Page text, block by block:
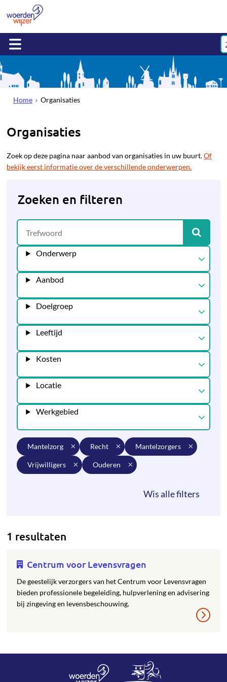
Home Organisaties
Organisaties
Zoek op deze pagina naar aanbod van organisaties in uw buurt.Of
bekijk eerst informatie over de verschillende onderwerpen.
Zoeken en filteren
Onderwerp
Aanbod
Doelgroep
Leeftijd
Kosten
Locatie
Werkgebied
mantelzorg recht mantelzorgers
vrijwilligers ouderen
1 resultaten
Centrum voor Levensvragen
De geestelijk verzorgers van het Centrum voor Levensvragen
bieden professionele begeleiding, hulpverlening en advisering
bij zingeving en levensbeschouwing.